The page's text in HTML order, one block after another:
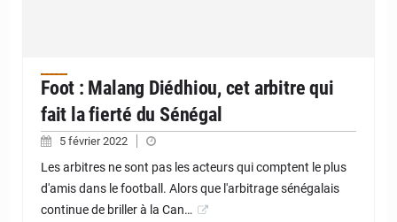
Foot : Malang Diédhiou, cet arbitre qui
fait la fierté du Sénégal
5 février 2022
Les arbitres ne sont pas les acteurs qui comptent le plus
d'amis dans le football. Alors que l'arbitrage sénégalais
continue de briller à la Can…